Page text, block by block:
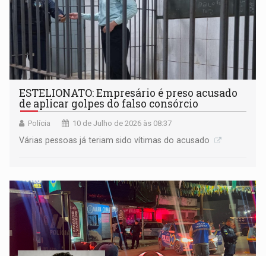
ESTELIONATO: Empresário é preso acusado
de aplicar golpes do falso consórcio
Polícia 10 de Julho de 2026 às 08:37
Várias pessoas já teriam sido vítimas do acusado